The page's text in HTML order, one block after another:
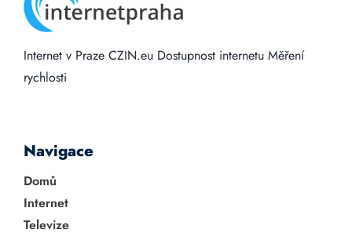
Internet v Praze CZIN.eu Dostupnost internetu Měření
rychlosti
Navigace
Domů
Internet
Televize